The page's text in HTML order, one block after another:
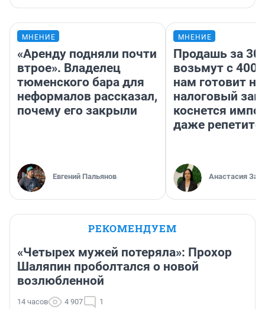
МНЕНИЕ
«Аренду подняли почти
втрое». Владелец
тюменского бара для
неформалов рассказал,
почему его закрыли
Евгений Пальянов
МНЕНИЕ
Продашь за
возьмут с
нам готовит
налоговый
коснется
даже
Анастасия
РЕКОМЕНДУЕМ
«Четырех мужей потеряла»: Прохор
Шаляпин проболтался о новой
возлюбленной
14 часов 4 907 1